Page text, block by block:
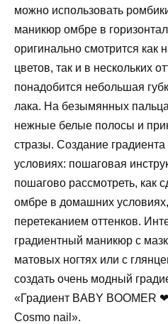
можно использовать
маникюр омбре в
оригинально смотрится как
цветов, так и в нескольких
понадобится небольшая
лака. На безымянных
нежные белые полосы и
стразы. Создание
условиях: пошаговая
пошагово рассмотреть, как
омбре в домашних
перетеканием оттенков.
градиентный маникюр с
матовых ногтях или с
создать очень модный
«Градиент BABY BOOMER
Cosmo nail».